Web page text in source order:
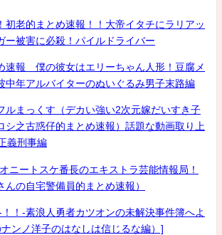
初老的まとめ速報！！大帝イタチにラリアッ
ー被害に必殺！パイルドライバー
速報 僕の彼女はエリーちゃん人形！豆腐メ
中年アルバイターのぬいぐるみ男子末路編
ルまっくす（デカい強い2次元嫁だいすき子
シ之古惑仔的まとめ速報）話題な動画取り上
義刑事編
ニートスケ番長のエキストラ芸能情報局！
んの自宅警備員的まとめ速報）
！-素浪人勇者カツオンの未解決事件簿へよ
ンノ洋子のはなしは信じるな編）]